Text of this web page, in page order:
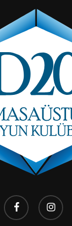
facebook instagram